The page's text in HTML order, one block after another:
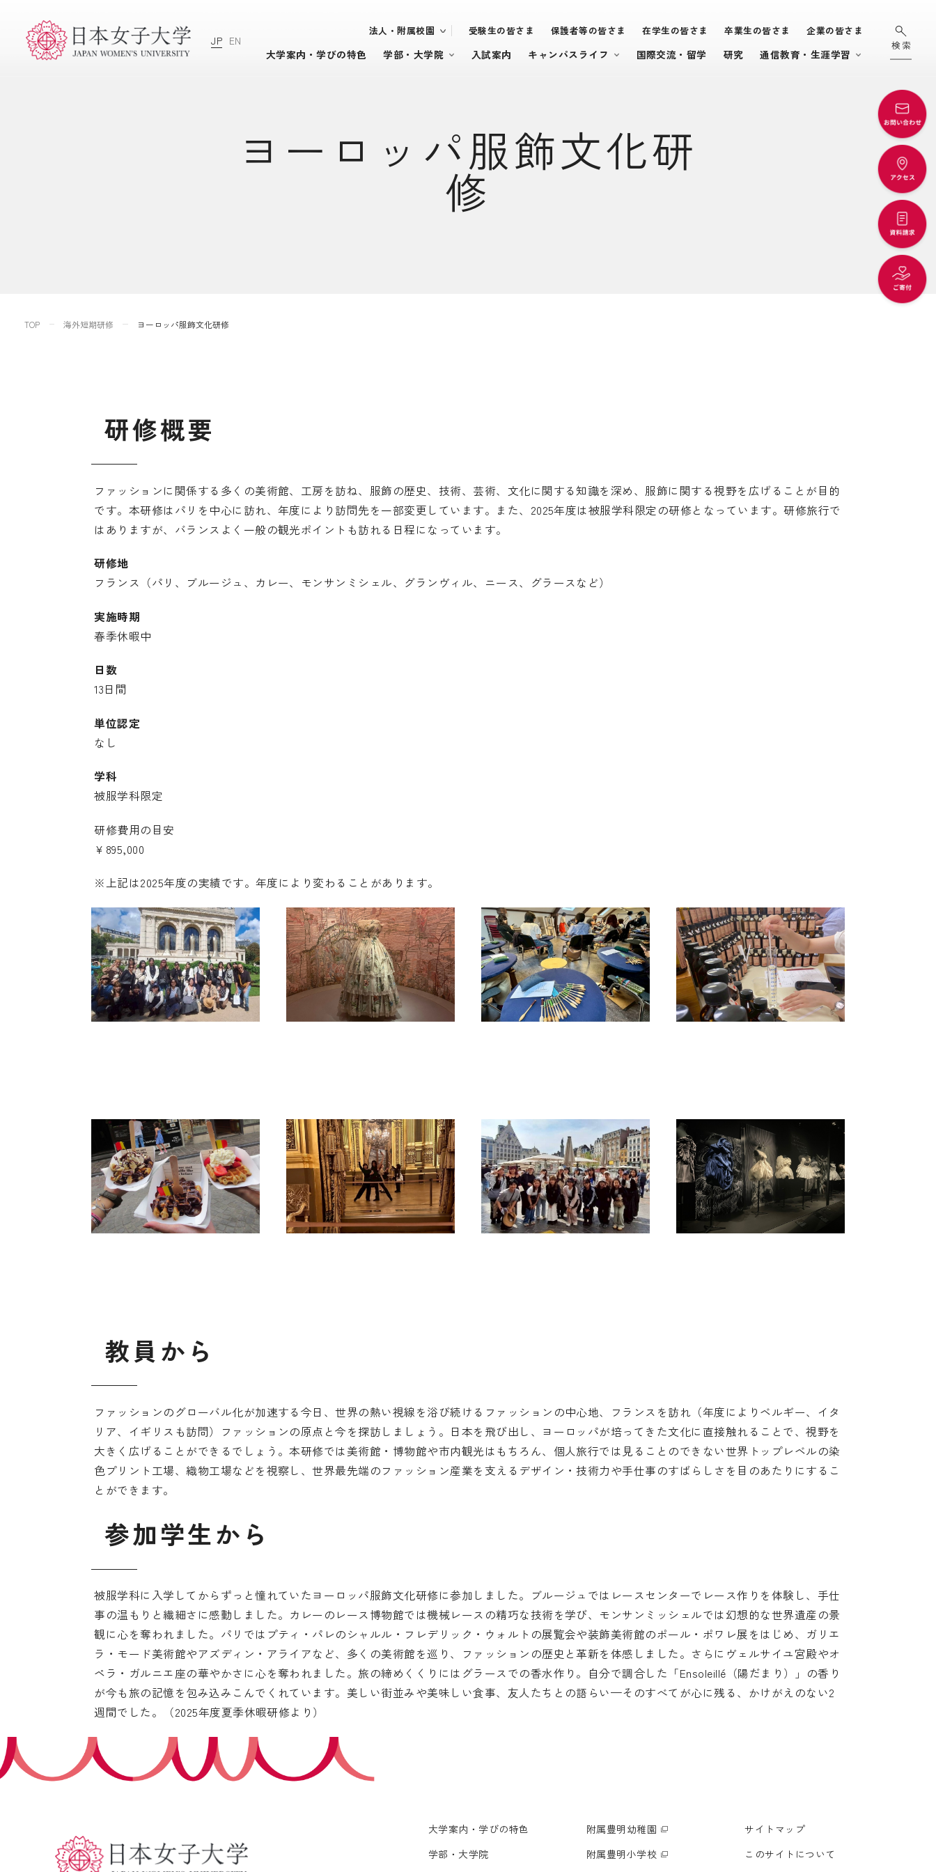
JP EN
法人・附属校園 受験生の皆さま 保護者等の皆さま 在学生の皆さま 卒業生の皆さま 企業の皆さま
大学案内・学びの特色 学部・大学院 入試案内 キャンパスライフ 国際交流・留学 研究 通信教育・生涯学習
ヨーロッパ服飾文化研
修
TOP 海外短期研修 ヨーロッパ服飾文化研修
研修概要
ファッションに関係する多くの美術館、工房を訪ね、服飾の歴史、技術、芸術、文化に関する知識を深め、服飾に関する視野を広げることが目的
です。本研修はパリを中心に訪れ、年度により訪問先を一部変更しています。また、2025年度は被服学科限定の研修となっています。研修旅行で
はありますが、バランスよく一般の観光ポイントも訪れる日程になっています。
研修地
フランス（パリ、ブルージュ、カレー、モンサンミシェル、グランヴィル、ニース、グラースなど）
実施時期
春季休暇中
日数
13日間
単位認定
なし
学科
被服学科限定
研修費用の目安
￥895,000
※上記は2025年度の実績です。年度により変わることがあります。
教員 か ら
ファッションのグローバル化が加速する今日、世界の熱い視線を浴び続けるファッションの中心地、フランスを訪れ（年度によりベルギー、イタ
リア、イギリスも訪問）ファッションの原点と今を探訪しましょう。日本を飛び出し、ヨーロッパが培ってきた文化に直接触れることで、視野を
大きく広げることができるでしょう。本研修では美術館・博物館や市内観光はもちろん、個人旅行では見ることのできない世界トップレベルの染
色プリント工場、織物工場などを視察し、世界最先端のファッション産業を支えるデザイン・技術力や手仕事のすばらしさを目のあたりにするこ
とができます。
参加学生か ら
被服学科に入学してからずっと憧れていたヨーロッパ服飾文化研修に参加しました。ブルージュではレースセンターでレース作りを体験し、手仕
事の温もりと繊細さに感動しました。カレーのレース博物館では機械レースの精巧な技術を学び、モンサンミッシェルでは幻想的な世界遺産の景
観に心を奪われました。パリではプティ・パレのシャルル・フレデリック・ウォルトの展覧会や装飾美術館のポール・ポワレ展をはじめ、ガリエ
ラ・モード美術館やアズディン・アライアなど、多くの美術館を巡り、ファッションの歴史と革新を体感しました。さらにヴェルサイユ宮殿やオ
ペラ・ガルニエ座の華やかさに心を奪われました。旅の締めくくりにはグラースでの香水作り。自分で調合した「Ensoleillé（陽だまり）」の香り
が今も旅の記憶を包み込みこんでくれています。美しい街並みや美味しい食事、友人たちとの語らい—そのすべてが心に残る、かけがえのない2
週間でした。（2025年度夏季休暇研修より）
大学案内・学びの特色
学部・大学院
附属豊明幼稚園
附属豊明小学校
サイトマップ
このサイトについて